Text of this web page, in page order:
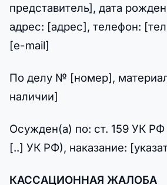
представитель], дата
адрес: [адрес], телефон:
[e-mail]
По делу № [номер],
наличии]
Осужден(а) по: ст. 159 УК РФ
[..] УК РФ), наказание:
КАССАЦИОННАЯ ЖАЛОБА